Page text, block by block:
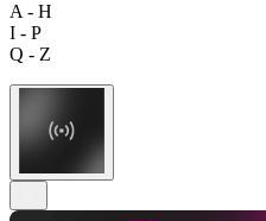
A - H
I - P
Q - Z